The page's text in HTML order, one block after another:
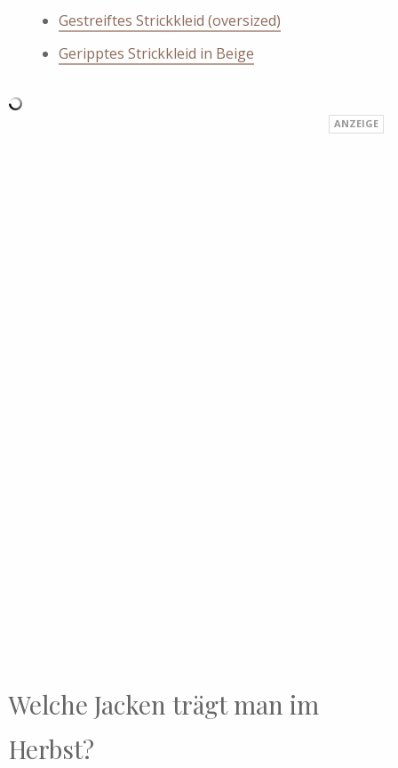
Gestreiftes Strickkleid (oversized)
Geripptes Strickkleid in Beige
Welche Jacken trägt man im
Herbst?